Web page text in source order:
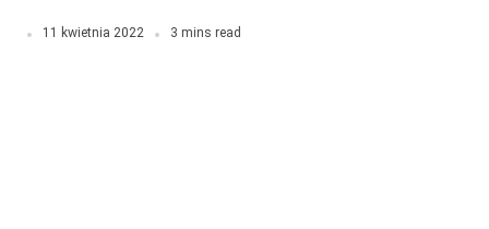
11 kwietnia 2022 3 mins read